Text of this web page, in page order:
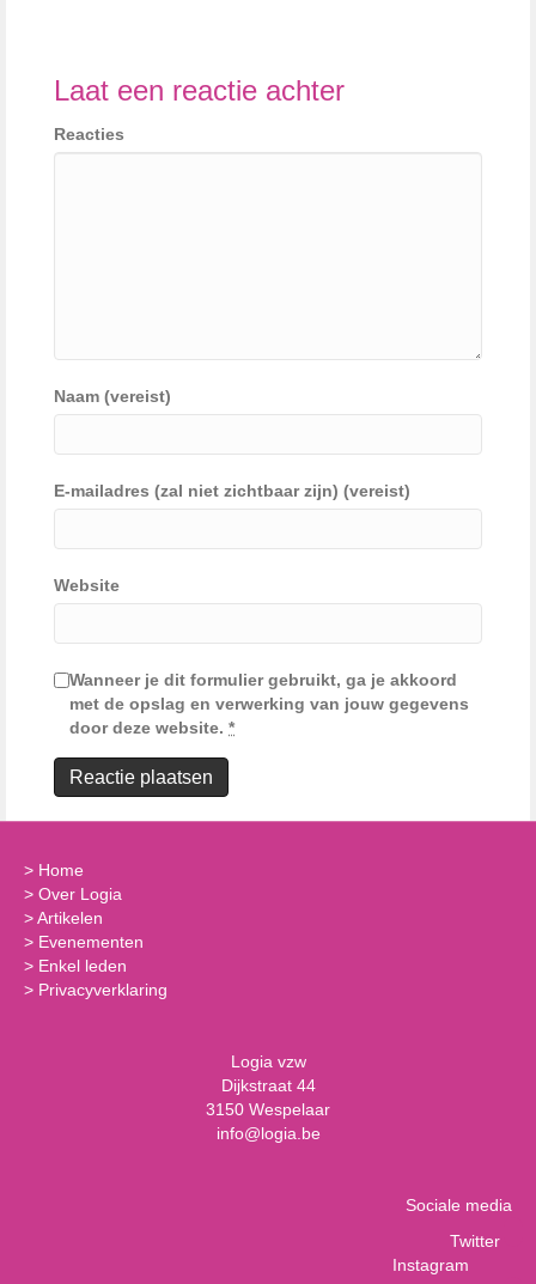
Laat een reactie achter
Reacties
Naam (vereist)
E-mailadres (zal niet zichtbaar zijn) (vereist)
Website
Wanneer je dit formulier gebruikt, ga je akkoord
met de opslag en verwerking van jouw gegevens
door deze website. *
> Home
> Over Logia
>Artikelen
> Evenementen
> Enkel leden
> Privacyverklaring
Logia vzw
Dijkstraat 44
3150 Wespelaar
info@logia.be
Sociale media
Twitter
Instagram